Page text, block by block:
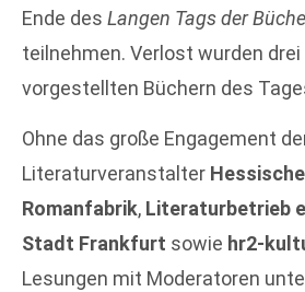
Ende des Langen Tags der
teilnehmen. Verlost wurden
vorgestellten Büchern des
Ohne das große Engagement
Literaturveranstalter
Romanfabrik, Literaturbetrieb
Stadt Frankfurt sowie hr2-
Lesungen mit Moderatoren